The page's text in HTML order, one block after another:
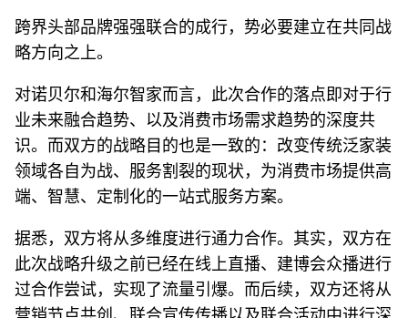
跨界头部品牌强强联合的成行，势必要建立在共同战
略方向之上。
对诺贝尔和海尔智家而言，此次合作的落点即对于行
业未来融合趋势、以及消费市场需求趋势的深度共
识。而双方的战略目的也是一致的：改变传统泛家装
领域各自为战、服务割裂的现状，为消费市场提供高
端、智慧、定制化的一站式服务方案。
据悉，双方将从多维度进行通力合作。其实，双方在
此次战略升级之前已经在线上直播、建博会众播进行
过合作尝试，实现了流量引爆。而后续，双方还将从